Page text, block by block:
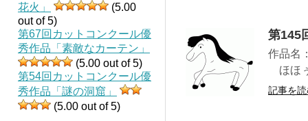
花火」
(5.00
out of 5)
第67回カットコンクール優
秀作品「素敵なカーテン」
(5.00 out of 5)
第54回カットコンクール優
秀作品「謎の洞窟」
(5.00 out of 5)
第145
作品名
ほほ
記事を